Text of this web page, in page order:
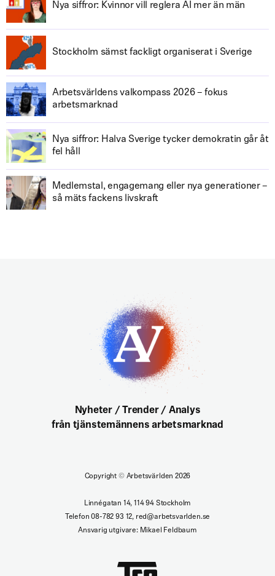
Nya siffror: Kvinnor vill reglera AI mer än män
Stockholm sämst fackligt organiserat i Sverige
Arbetsvärldens valkompass 2026 – fokus
arbetsmarknad
Nya siffror: Halva Sverige tycker demokratin går åt
fel håll
Medlemstal, engagemang eller nya generationer –
så mäts fackens livskraft
Nyheter / Trender / Analys
från tjänstemännens arbetsmarknad
Copyright ©Arbetsvärlden 2026
Linnégatan 14, 114 94 Stockholm
Telefon 08-782 93 12, red@arbetsvarlden.se
Ansvarig utgivare: Mikael Feldbaum